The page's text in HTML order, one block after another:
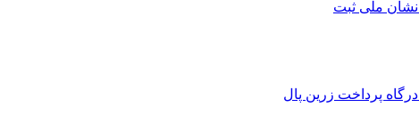
نشان ملی ثبت
درگاه پرداخت زرین پال